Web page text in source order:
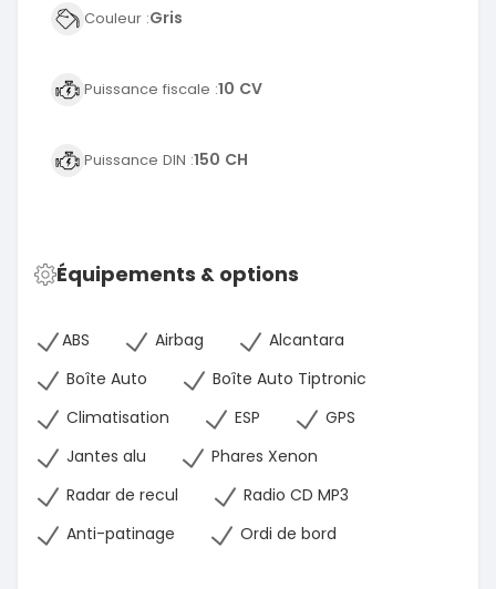
Couleur :Gris
Puissance fiscale :10 CV
Puissance DIN :150 CH
Équipements & options
ABS Airbag
Alcantara
Boîte Auto
Boîte Auto Tiptronic
Climatisation
ESP
GPS
Jantes alu
Phares Xenon
Radar de recul
Radio CD MP3
Anti-patinage
Ordi de bord